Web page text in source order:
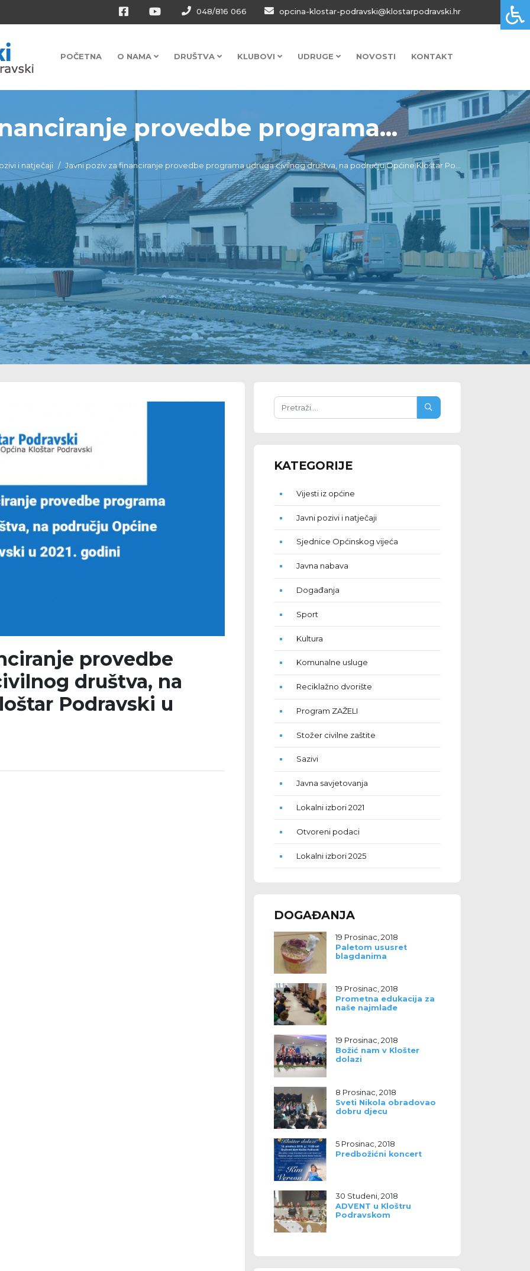
048/816 066 opcina-klostar-podravski@klostarpodravski.hr
POČETNA O NAMA DRUŠTVA KLUBOVI UDRUGE NOVOSTI KONTAKT
provedbe programa...
i natječaji Javni poziv za financiranje provedbe programa udruga civilnog društva, na području Općine Kloštar Po...
provedbe
društva, na
Podravski u
KATEGORIJE
Vijesti iz općine
Javni pozivi i natječaji
Sjednice Općinskog vijeća
Javna nabava
Događanja
Sport
Kultura
Komunalne usluge
Reciklažno dvorište
Program ZAŽELI
Stožer civilne zaštite
Sazivi
Javna savjetovanja
Lokalni izbori 2021
Otvoreni podaci
Lokalni izbori 2025
DOGAĐANJA
19 Prosinac, 2018
Paletom ususret
blagdanima
19 Prosinac, 2018
Prometna edukacija za
naše najmlađe
19 Prosinac, 2018
Božić nam v Klošter
dolazi
8 Prosinac, 2018
Sveti Nikola obradovao
dobru djecu
5 Prosinac, 2018
Predbožićni koncert
30 Studeni, 2018
ADVENT u Kloštru
Podravskom